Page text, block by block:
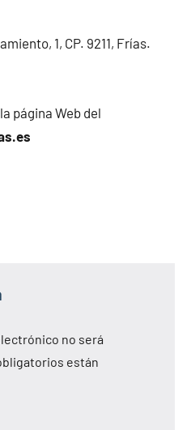
1, CP. 9211, Frías.
página Web del
no será
están